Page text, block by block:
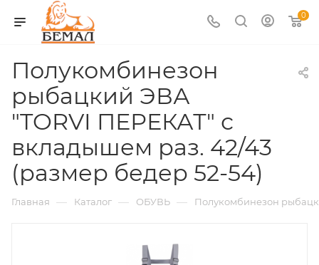
0
Полукомбинезон
рыбацкий ЭВА
"TORVI ПЕРЕКАТ" с
вкладышем раз. 42/43
(размер бедер 52-54)
Главная — Каталог — ОБУВЬ — Полукомбинезон